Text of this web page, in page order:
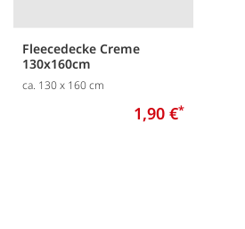
Fleecedecke Creme
130x160cm
ca. 130 x 160 cm
1,90 €*